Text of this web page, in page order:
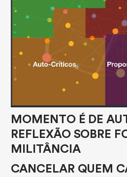
MOMENTO É DE
REFLEXÃO SOBRE
MILITÂNCIA
CANCELAR QUEM